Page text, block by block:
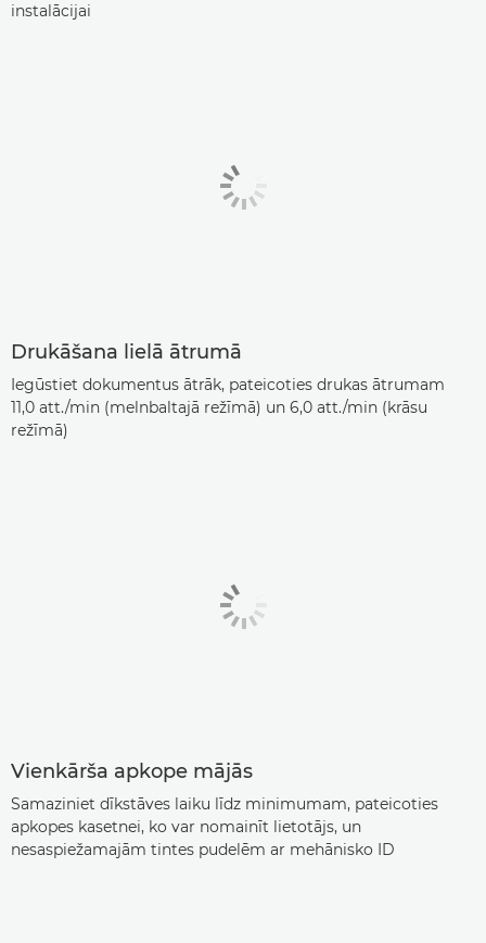
instalācijai
Drukāšana lielā ātrumā
Iegūstiet dokumentus ātrāk, pateicoties drukas ātrumam
11,0 att./min (melnbaltajā režīmā) un 6,0 att./min (krāsu
režīmā)
Vienkārša apkope mājās
Samaziniet dīkstāves laiku līdz minimumam, pateicoties
apkopes kasetnei, ko var nomainīt lietotājs, un
nesaspiežamajām tintes pudelēm ar mehānisko ID